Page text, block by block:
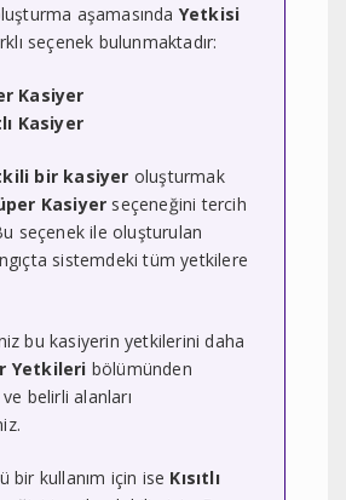
aşamasında Yetkisi
seçenek bulunmaktadır:
Kasiyer
Kasiyer
bir kasiyer oluşturmak
Kasiyer seçeneğini tercih
seçenek ile oluşturulan
sistemdeki tüm yetkilere
bu kasiyerin yetkilerini daha
Yetkileri bölümünden
belirli alanları
bir kullanım için ise Kısıtlı